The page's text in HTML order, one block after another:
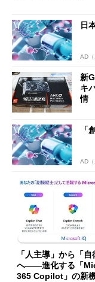
日
AD（
新
キ
情
「
AD（
「人主導」から「自
へ――進化する「
365 Copilot」の新